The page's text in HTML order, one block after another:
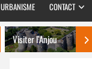
URBANISME CONTACT
Visiter l’Anjou